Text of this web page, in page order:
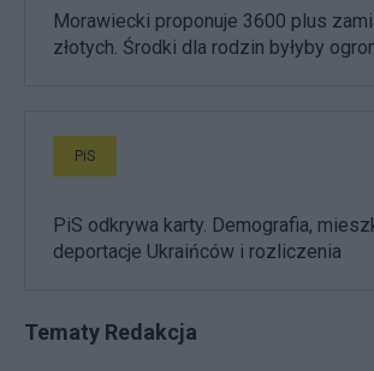
Morawiecki proponuje 3600 plus
złotych. Środki dla rodzin byłyby
PiS
PiS odkrywa karty. Demografia,
deportacje Ukraińców i rozliczenia
Tematy Redakcja